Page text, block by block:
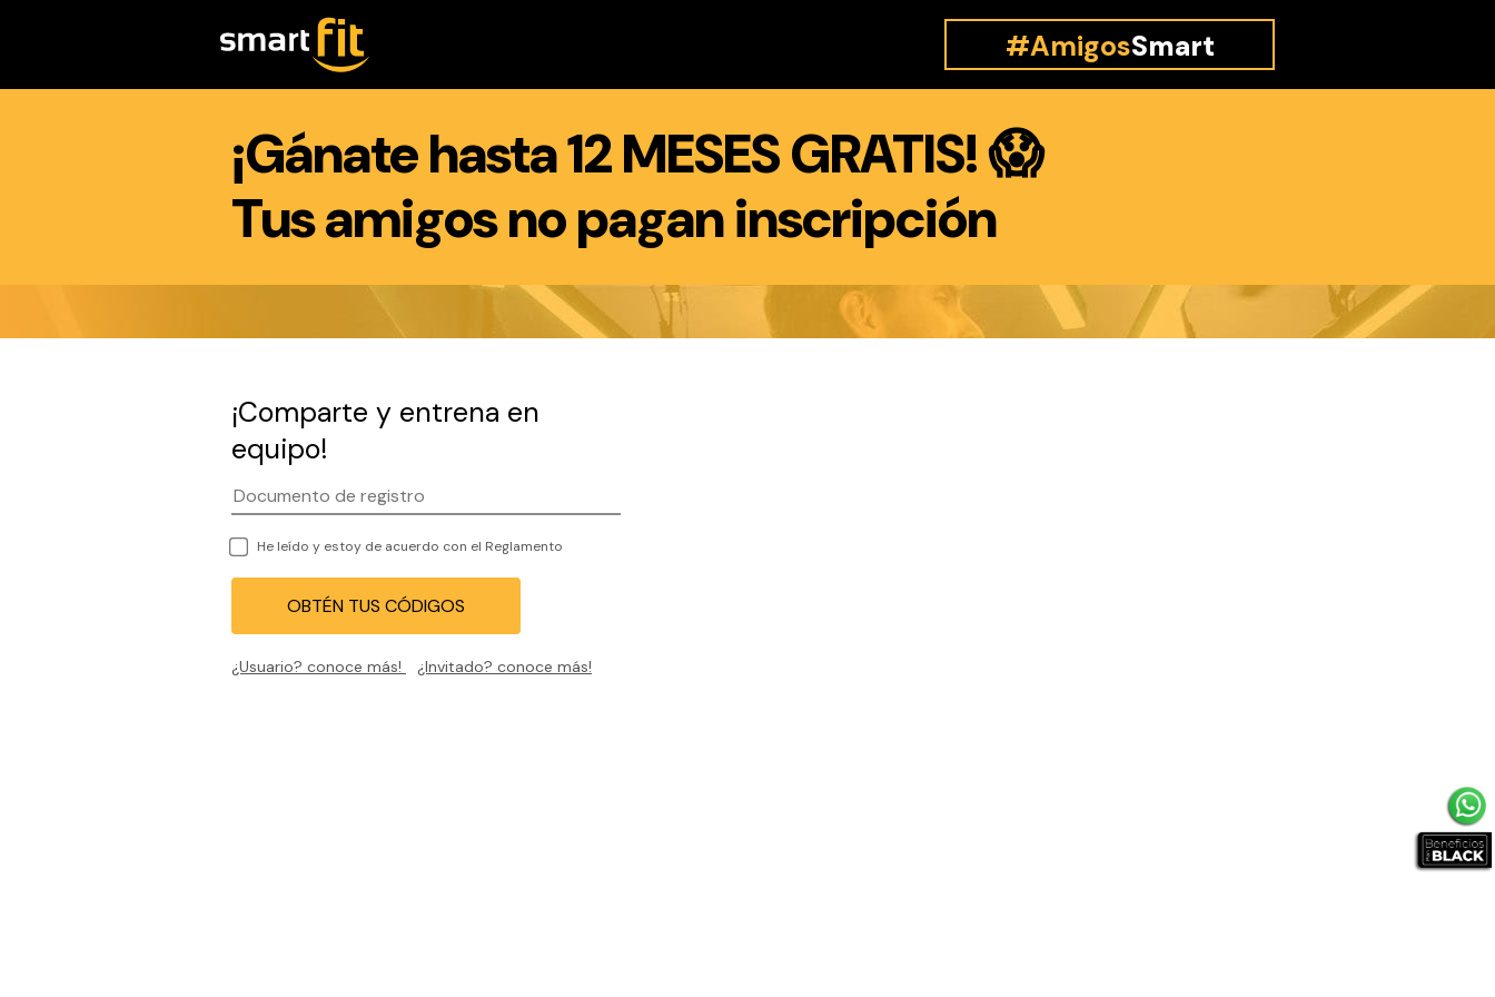
#AmigosSmart
¡Gánate hasta 12 MESES GRATIS! 😱
Tus amigos no pagan inscripción
¡Comparte y entrena en
equipo!
He leído y estoy de acuerdo con el Reglamento
OBTÉN TUS CÓDIGOS
¿Usuario? conoce más! ¿Invitado? conoce más!